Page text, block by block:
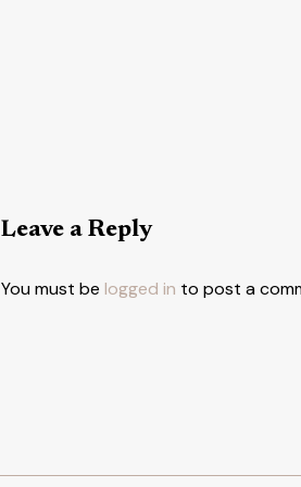
Leave a Reply
You must be logged in to post a